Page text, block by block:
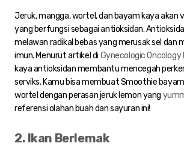
Jeruk, mangga, wortel, dan bayam kaya akan
yang berfungsi sebagai antioksidan.
melawan radikal bebas yang merusak sel dan
imun. Menurut artikel di Gynecologic
kaya antioksidan membantu mencegah
serviks. Kamu bisa membuat Smoothie
wortel dengan perasan jeruk lemon yang
referensi olahan buah dan sayuran ini!
2. Ikan Berlemak